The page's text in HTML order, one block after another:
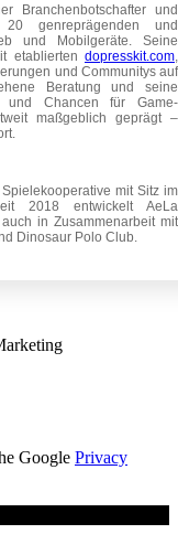
Branchenbotschafter und
genreprägenden und
und Mobilgeräte. Seine
etablierten dopresskit.com,
und Communitys auf
Beratung und seine
und Chancen für Game-
maßgeblich geprägt –
mit Sitz im
2018 entwickelt AeLa
in Zusammenarbeit mit
Dinosaur Polo Club.
Google Privacy